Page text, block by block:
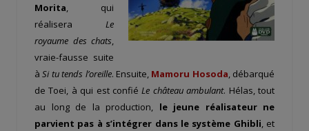
Morita, qui
réalisera Le
royaume des chats,
vraie-fausse suite
àSi tu tends l’oreille. Ensuite, Mamoru Hosoda, débarqué
de Toei, à qui est confiéLe château ambulant. Hélas, tout
au long de la production, le jeune réalisateur ne
parvient pas à s’intégrer dans le système Ghibli, et